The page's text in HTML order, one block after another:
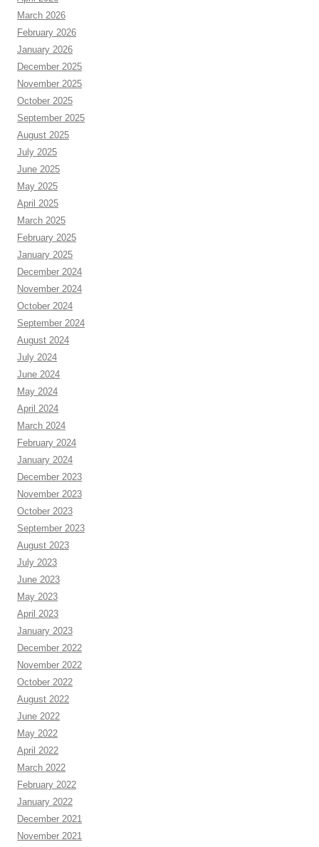
March 2026
February 2026
January 2026
December 2025
November 2025
October 2025
September 2025
August 2025
July 2025
June 2025
May 2025
April 2025
March 2025
February 2025
January 2025
December 2024
November 2024
October 2024
September 2024
August 2024
July 2024
June 2024
May 2024
April 2024
March 2024
February 2024
January 2024
December 2023
November 2023
October 2023
September 2023
August 2023
July 2023
June 2023
May 2023
April 2023
January 2023
December 2022
November 2022
October 2022
August 2022
June 2022
May 2022
April 2022
March 2022
February 2022
January 2022
December 2021
November 2021